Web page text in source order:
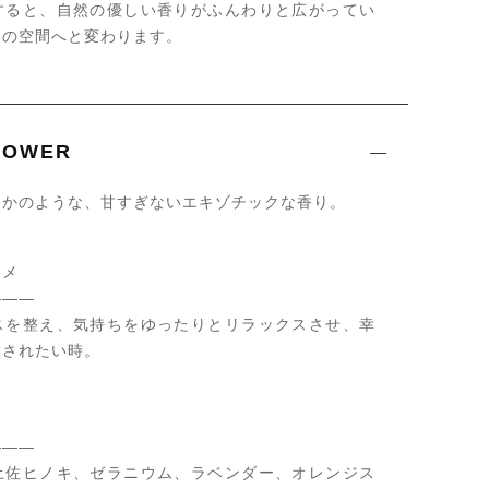
と、自然の優しい香りがふんわりと広がってい
空間へと変わります。
のような、甘すぎないエキゾチックな香り。
整え、気持ちをゆったりとリラックスさせ、幸
れたい時。
ヒノキ、ゼラニウム、ラベンダー、オレンジス